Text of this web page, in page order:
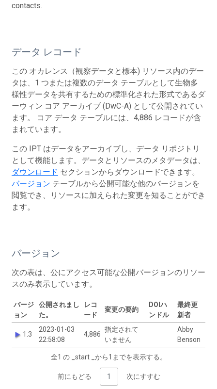
contacts.
データ レコード
この オカレンス（観察データと標本) リソース内のデー
タは、1 つまたは複数のデータ テーブルとして生物多
様性データを共有するための標準化された形式であるダ
ーウィン コア アーカイブ (DwC-A) として公開されてい
ます。 コア データ テーブルには、4,886 レコードが含
まれています。
この IPT はデータをアーカイブし、データ リポジトリ
として機能します。データとリソースのメタデータは、
ダウンロード セクションからダウンロードできます。
バージョン テーブルから公開可能な他のバージョンを
閲覧でき、リソースに加えられた変更を知ることができ
ます。
バージョン
次の表は、公にアクセス可能な公開バージョンのリソー
スのみ表示しています。
バージ
ョン
公開されまし
た。
レコ
ード
変更の要約
DOIハ
ンドル
最終更
新者
1.3
2023-01-03
22:58:08
4,886
指定されて
いません
Abby
Benson
全1 の _start _から1までを表示する。
前にもどる 1 次にすすむ